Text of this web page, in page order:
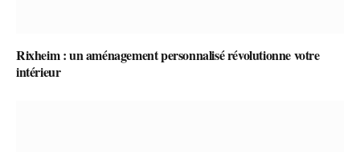
Rixheim : un aménagement personnalisé révolutionne votre
intérieur